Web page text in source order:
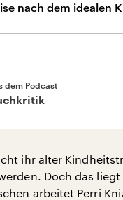
nach dem idealen
dem Podcast
ihr alter
Doch das
arbeitet Perri